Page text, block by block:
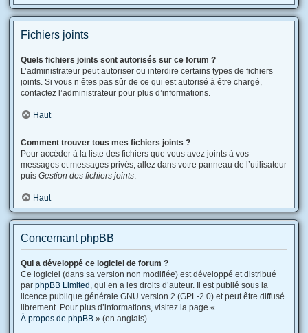
Fichiers joints
Quels fichiers joints sont autorisés sur ce forum ?
L’administrateur peut autoriser ou interdire certains types de fichiers
joints. Si vous n’êtes pas sûr de ce qui est autorisé à être chargé,
contactez l’administrateur pour plus d’informations.
Haut
Comment trouver tous mes fichiers joints ?
Pour accéder à la liste des fichiers que vous avez joints à vos
messages et messages privés, allez dans votre panneau de l’utilisateur
puis Gestion des fichiers joints.
Haut
Concernant phpBB
Qui a développé ce logiciel de forum ?
Ce logiciel (dans sa version non modifiée) est développé et distribué
par phpBB Limited , qui en a les droits d’auteur. Il est publié sous la
licence publique générale GNU version 2 (GPL-2.0) et peut être diffusé
librement. Pour plus d’informations, visitez la page «
À propos de phpBB » (en anglais).